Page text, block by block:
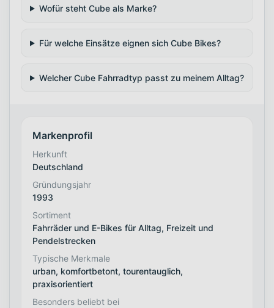
Wofür steht Cube als Marke?
Für welche Einsätze eignen sich Cube Bikes?
Welcher Cube Fahrradtyp passt zu meinem Alltag?
Markenprofil
Herkunft
Deutschland
Gründungsjahr
1993
Sortiment
Fahrräder und E-Bikes für Alltag, Freizeit und
Pendelstrecken
Typische Merkmale
urban, komfortbetont, tourentauglich,
praxisorientiert
Besonders beliebt bei